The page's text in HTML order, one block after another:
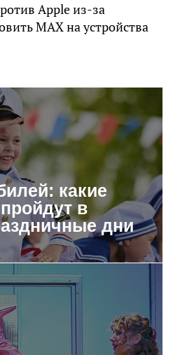
Apple из-за
MAX на устройства
какие
в
дни